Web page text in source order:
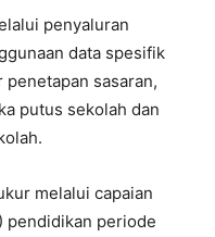
penyaluran
data spesifik
sasaran,
putus sekolah dan
melalui capaian
pendidikan periode